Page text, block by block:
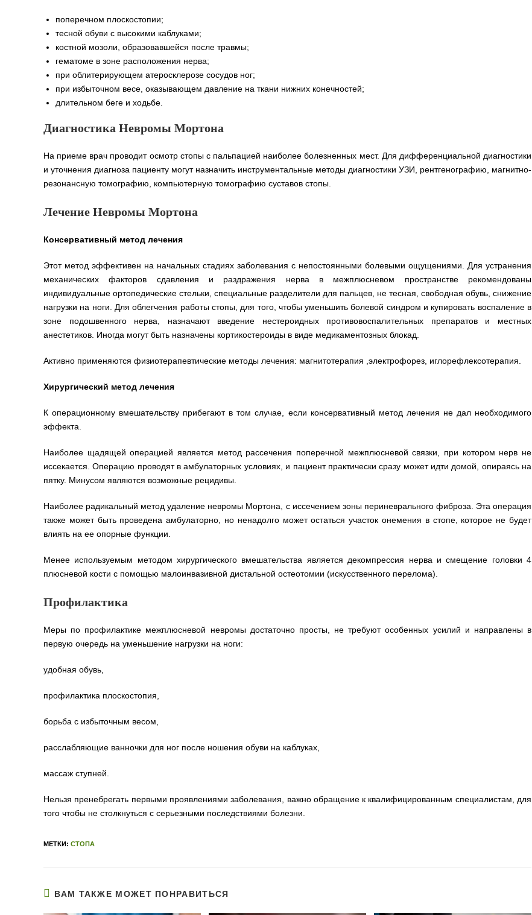
поперечном плоскостопии;
тесной обуви с высокими каблуками;
костной мозоли, образовавшейся после травмы;
гематоме в зоне расположения нерва;
при облитерирующем атеросклерозе сосудов ног;
при избыточном весе, оказывающем давление на ткани нижних конечностей;
длительном беге и ходьбе.
Диагностика Невромы Мортона
На приеме врач проводит осмотр стопы с пальпацией наиболее болезненных мест. Для дифференциальной диагностики
и уточнения диагноза пациенту могут назначить инструментальные методы диагностики УЗИ, рентгенографию, магнитно-
резонансную томографию, компьютерную томографию суставов стопы.
Лечение Невромы Мортона
Консервативный метод лечения
Этот метод эффективен на начальных стадиях заболевания с непостоянными болевыми ощущениями. Для устранения
механических факторов сдавления и раздражения нерва в межплюсневом пространстве рекомендованы
индивидуальные ортопедические стельки, специальные разделители для пальцев, не тесная, свободная обувь, снижение
нагрузки на ноги. Для облегчения работы стопы, для того, чтобы уменьшить болевой синдром и купировать воспаление в
зоне подошвенного нерва, назначают введение нестероидных противовоспалительных препаратов и местных
анестетиков. Иногда могут быть назначены кортикостероиды в виде медикаментозных блокад.
Активно применяются физиотерапевтические методы лечения: магнитотерапия ,электрофорез, иглорефлексотерапия.
Хирургический метод лечения
К операционному вмешательству прибегают в том случае, если консервативный метод лечения не дал необходимого
эффекта.
Наиболее щадящей операцией является метод рассечения поперечной межплюсневой связки, при котором нерв не
иссекается. Операцию проводят в амбулаторных условиях, и пациент практически сразу может идти домой, опираясь на
пятку. Минусом являются возможные рецидивы.
Наиболее радикальный метод удаление невромы Мортона, с иссечением зоны периневрального фиброза. Эта операция
также может быть проведена амбулаторно, но ненадолго может остаться участок онемения в стопе, которое не будет
влиять на ее опорные функции.
Менее используемым методом хирургического вмешательства является декомпрессия нерва и смещение головки 4
плюсневой кости с помощью малоинвазивной дистальной остеотомии (искусственного перелома).
Профилактика
Меры по профилактике межплюсневой невромы достаточно просты, не требуют особенных усилий и направлены в
первую очередь на уменьшение нагрузки на ноги:
удобная обувь,
профилактика плоскостопия,
борьба с избыточным весом,
расслабляющие ванночки для ног после ношения обуви на каблуках,
массаж ступней.
Нельзя пренебрегать первыми проявлениями заболевания, важно обращение к квалифицированным специалистам, для
того чтобы не столкнуться с серьезными последствиями болезни.
МЕТКИ: СТОПА
ВАМ ТАКЖЕ МОЖЕТ ПОНРАВИТЬСЯ